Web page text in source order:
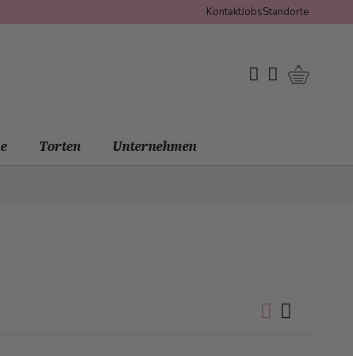
KontaktJobsStandorte
My Wishlist
Mein Konto
Torten Unternehmen